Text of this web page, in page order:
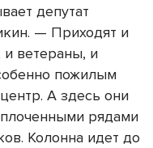
депутат
— Приходят и
ветераны, и
пожилым
А здесь они
рядами
Колонна идет до